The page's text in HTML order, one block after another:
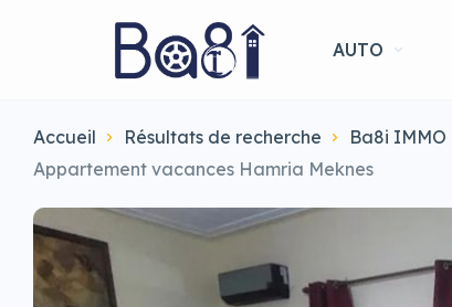
AUTO
Accueil Résultats de recherche Ba8i IMMO
Appartement vacances Hamria Meknes